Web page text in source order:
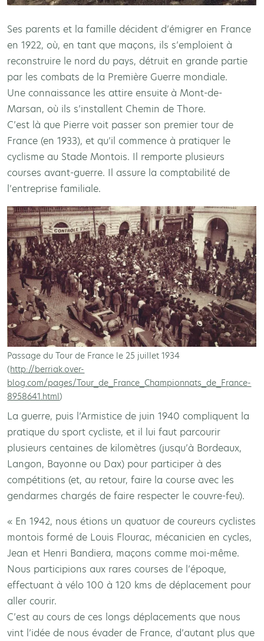
Ses parents et la famille décident d’émigrer en France
en 1922, où, en tant que maçons, ils s’emploient à
reconstruire le nord du pays, détruit en grande partie
par les combats de la Première Guerre mondiale.
Une connaissance les attire ensuite à Mont-de-
Marsan, où ils s’installent Chemin de Thore.
C’est là que Pierre voit passer son premier tour de
France (en 1933), et qu’il commence à pratiquer le
cyclisme au Stade Montois. Il remporte plusieurs
courses avant-guerre. Il assure la comptabilité de
l’entreprise familiale.
Passage du Tour de France le 25 juillet 1934
(http://berriak.over-
blog.com/pages/Tour_de_France_Championnats_de_France-
8958641.html)
La guerre, puis l’Armistice de juin 1940 compliquent la
pratique du sport cycliste, et il lui faut parcourir
plusieurs centaines de kilomètres (jusqu’à Bordeaux,
Langon, Bayonne ou Dax) pour participer à des
compétitions (et, au retour, faire la course avec les
gendarmes chargés de faire respecter le couvre-feu).
« En 1942, nous étions un quatuor de coureurs cyclistes
montois formé de Louis Flourac, mécanicien en cycles,
Jean et Henri Bandiera, maçons comme moi-même.
Nous participions aux rares courses de l’époque,
effectuant à vélo 100 à 120 kms de déplacement pour
aller courir.
C’est au cours de ces longs déplacements que nous
vint l’idée de nous évader de France, d’autant plus que